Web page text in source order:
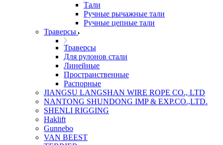
Тали
Ручные рычажные тали
Ручные цепные тали
Траверсы
Траверсы
Для рулонов стали
Линейные
Пространственные
Распорные
JIANGSU LANGSHAN WIRE ROPE CO., LTD
NANTONG SHUNDONG IMP & EXP.CO.,LTD.
SHENLI RIGGING
Haklift
Gunnebo
VAN BEEST